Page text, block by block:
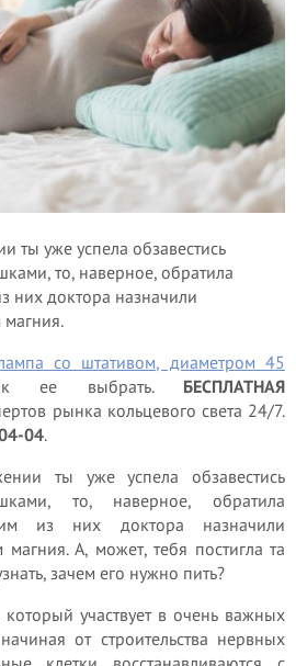
ты уже успела обзавестись
то, наверное, обратила
них доктора назначили
со штативом, диаметром 45
ее выбрать. БЕСПЛАТНАЯ
рынка кольцевого света 24/7.
04.
ты уже успела обзавестись
то, наверное, обратила
из них доктора назначили
А, может, тебя постигла та
зачем его нужно пить?
участвует в очень важных
от строительства нервных